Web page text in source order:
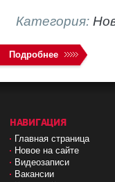
Категория:
Подробнее
НАВИГАЦИЯ
Главная страница
Новое на сайте
Видеозаписи
Вакансии